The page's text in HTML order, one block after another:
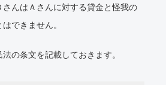
さんはＡさんに対する貸金と怪我の
できません。
の条文を記載しておきます。